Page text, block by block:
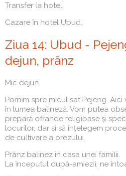
Transfer la hotel.
Cazare în hotel Ubud.
Ziua 14: Ubud -
dejun, prânz
Mic dejun.
Pornim spre micul sat Pejeng.
în lumea balineză. Vom putea
prepară ofrande religioase și
locurilor, dar și să înțelegem
de cultivare a orezului.
Prânz balinez în casa unei familii.
La începutul după-amiezii, ne